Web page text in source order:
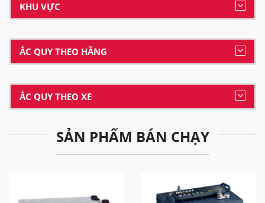
KHU VỰC
ẮC QUY THEO HÃNG
ẮC QUY THEO XE
SẢN PHẨM BÁN CHẠY